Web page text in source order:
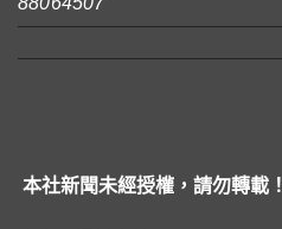
本社新聞未經授權，請勿轉載！